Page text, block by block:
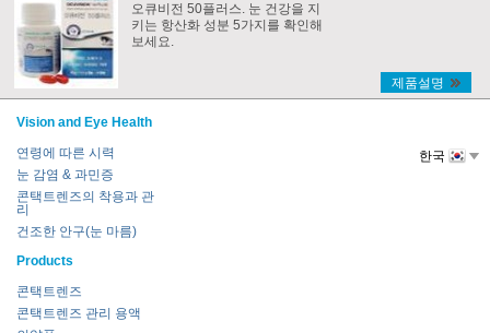
오큐비전 50플러스. 눈 건강을 지
키는 항산화 성분 5가지를 확인해
보세요.
제품설명
Vision and Eye Health
연령에 따른 시력
눈 감염 & 과민증
콘택트렌즈의 착용과 관
리
건조한 안구(눈 마름)
Products
콘택트렌즈
콘택트렌즈 관리 용액
한국